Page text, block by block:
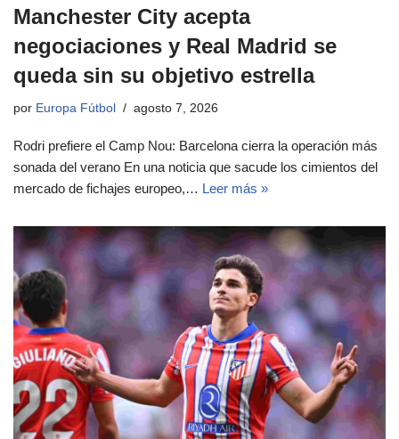
Manchester City acepta
negociaciones y Real Madrid se
queda sin su objetivo estrella
por Europa Fútbol agosto 7, 2026
Rodri prefiere el Camp Nou: Barcelona cierra la operación más
sonada del verano En una noticia que sacude los cimientos del
mercado de fichajes europeo,… Leer más »